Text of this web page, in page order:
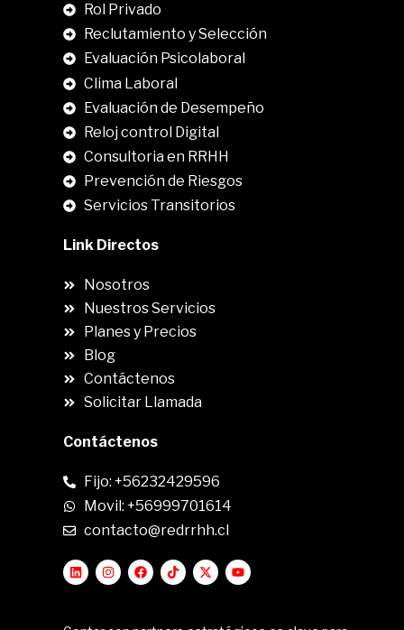
Rol Privado
Reclutamiento y Selección
Evaluación Psicolaboral
Clima Laboral
Evaluación de Desempeño
Reloj control Digital
Consultoria en RRHH
Prevención de Riesgos
Servicios Transitorios
Link Directos
Nosotros
Nuestros Servicios
Planes y Precios
Blog
Contáctenos
Solicitar Llamada
Contáctenos
Fijo: +56232429596
Movil: +56999701614
contacto@redrrhh.cl